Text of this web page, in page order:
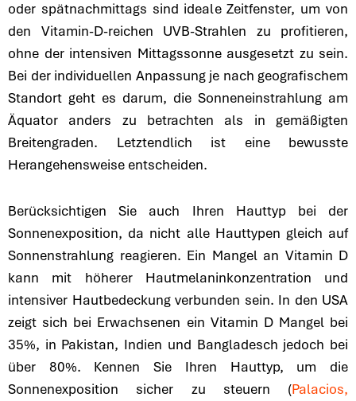
oder spätnachmittags sind ideale Zeitfenster, um von
den Vitamin-D-reichen UVB-Strahlen zu profitieren,
ohne der intensiven Mittagssonne ausgesetzt zu sein.
Bei der individuellen Anpassung je nach geografischem
Standort geht es darum, die Sonneneinstrahlung am
Äquator anders zu betrachten als in gemäßigten
Breitengraden. Letztendlich ist eine bewusste
Herangehensweise entscheiden.
Berücksichtigen Sie auch Ihren Hauttyp bei der
Sonnenexposition, da nicht alle Hauttypen gleich auf
Sonnenstrahlung reagieren. Ein Mangel an Vitamin D
kann mit höherer Hautmelaninkonzentration und
intensiver Hautbedeckung verbunden sein. In den USA
zeigt sich bei Erwachsenen ein Vitamin D Mangel bei
35%, in Pakistan, Indien und Bangladesch jedoch bei
über 80%. Kennen Sie Ihren Hauttyp, um die
Sonnenexposition sicher zu steuern (Palacios,